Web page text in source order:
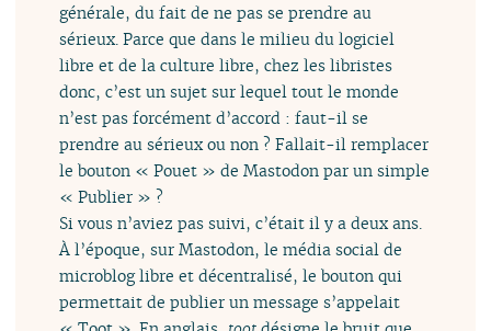
générale, du fait de ne pas se prendre au
sérieux. Parce que dans le milieu du logiciel
libre et de la culture libre, chez les libristes
donc, c’est un sujet sur lequel tout le monde
n’est pas forcément d’accord : faut-il se
prendre au sérieux ou non ? Fallait-il remplacer
le bouton « Pouet » de Mastodon par un simple
« Publier » ?
Si vous n’aviez pas suivi, c’était il y a deux ans.
À l’époque, sur Mastodon, le média social de
microblog libre et décentralisé, le bouton qui
permettait de publier un message s’appelait